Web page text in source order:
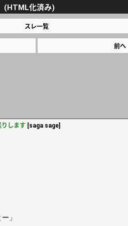
(HTML化済み)
スレ一覧
前へ
します [saga sage]
」